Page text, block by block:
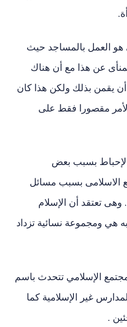
العمل بالمساجد حيث
عن هذا مع أن هناك
يقمن بذلك ولكن هذا كان
مقصورا فقط على
بسبب بعض
بسبب مسائل
تعتقد أن الإسلام
هي ومجموعة نسائية تزداد
الإسلامي تتحدثباسم
غير الإسلامية كما
.